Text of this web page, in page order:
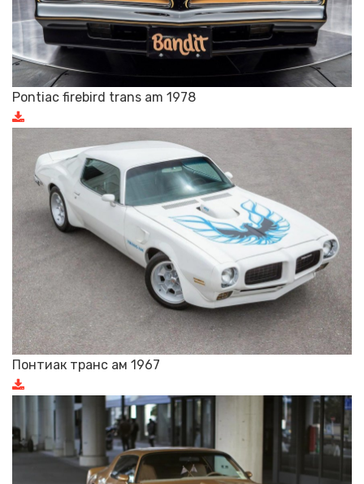
Pontiac firebird trans am 1978
Понтиак транс ам 1967